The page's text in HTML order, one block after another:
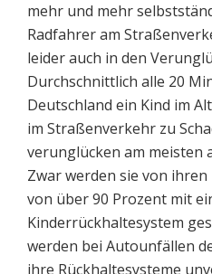
mehr und mehr
Radfahrer am
leider auch in den
Durchschnittlich alle 20
Deutschland ein Kind im
im Straßenverkehr zu
verunglücken am meisten
Zwar werden sie von
von über 90 Prozent mit
Kinderrückhaltesystem
werden bei Autounfällen
ihre Rückhaltesysteme